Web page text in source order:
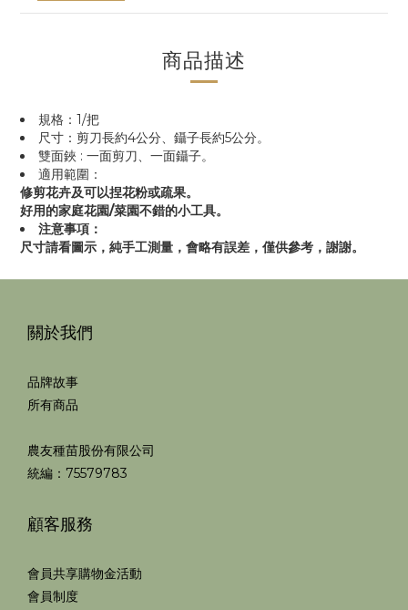
商品描述
規格：1/把
尺寸：剪刀長約4公分、鑷子長約5公分。
雙面鋏 : 一面剪刀、一面鑷子。
適用範圍：
修剪花卉及可以捏花粉或疏果。
好用的家庭花園/菜園不錯的小工具。
注意事項：
尺寸請看圖示，純手工測量，會略有誤差，僅供參考，謝謝。
關於我們
品牌故事
所有商品
農友種苗股份有限公司
統編：75579783
顧客服務
會員共享購物金活動
會員制度